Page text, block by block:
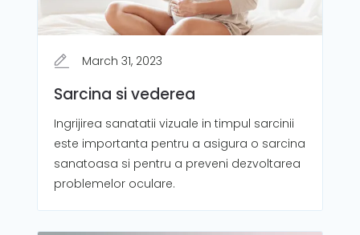
March 31, 2023
Sarcina si vederea
Ingrijirea sanatatii vizuale in timpul sarcinii
este importanta pentru a asigura o sarcina
sanatoasa si pentru a preveni dezvoltarea
problemelor oculare.